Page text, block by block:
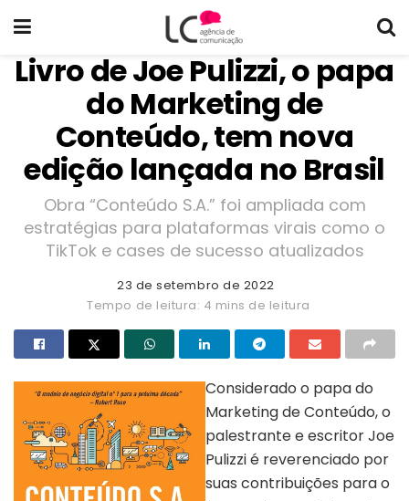
Livro de Joe Pulizzi, o papa
do Marketing de
Conteúdo, tem nova
edição lançada no Brasil
Obra “Conteúdo S.A.” foi ampliada com
estratégias para plataformas virais como o
TikTok e cases de sucesso atualizados
23 de setembro de 2022
Tempo de leitura: 4 mins de leitura
Considerado o papa do
Marketing de Conteúdo, o
palestrante e escritor Joe
Pulizzi é reverenciado por
suas contribuições para o